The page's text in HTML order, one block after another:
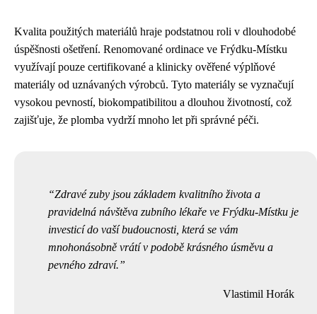
Kvalita použitých materiálů hraje podstatnou roli v dlouhodobé
úspěšnosti ošetření. Renomované ordinace ve Frýdku-Místku
využívají pouze certifikované a klinicky ověřené výplňové
materiály od uznávaných výrobců. Tyto materiály se vyznačují
vysokou pevností, biokompatibilitou a dlouhou životností, což
zajišťuje, že plomba vydrží mnoho let při správné péči.
Zdravé zuby jsou základem kvalitního života a
pravidelná návštěva zubního lékaře ve Frýdku-Místku je
investicí do vaší budoucnosti, která se vám
mnohonásobně vrátí v podobě krásného úsměvu a
pevného zdraví.
Vlastimil Horák